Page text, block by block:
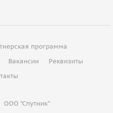
программа
Вакансии
Реквизиты
ООО "Спутник"